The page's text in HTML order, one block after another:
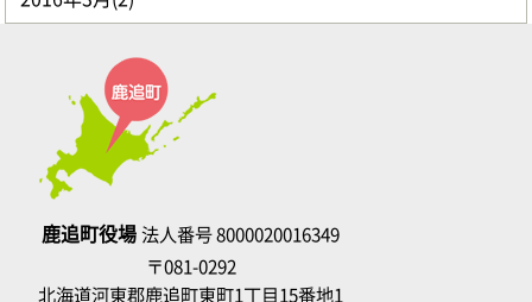
鹿追町役場法人番号 8000020016349
〒081-0292
北海道河東郡鹿追町東町1丁目15番地1